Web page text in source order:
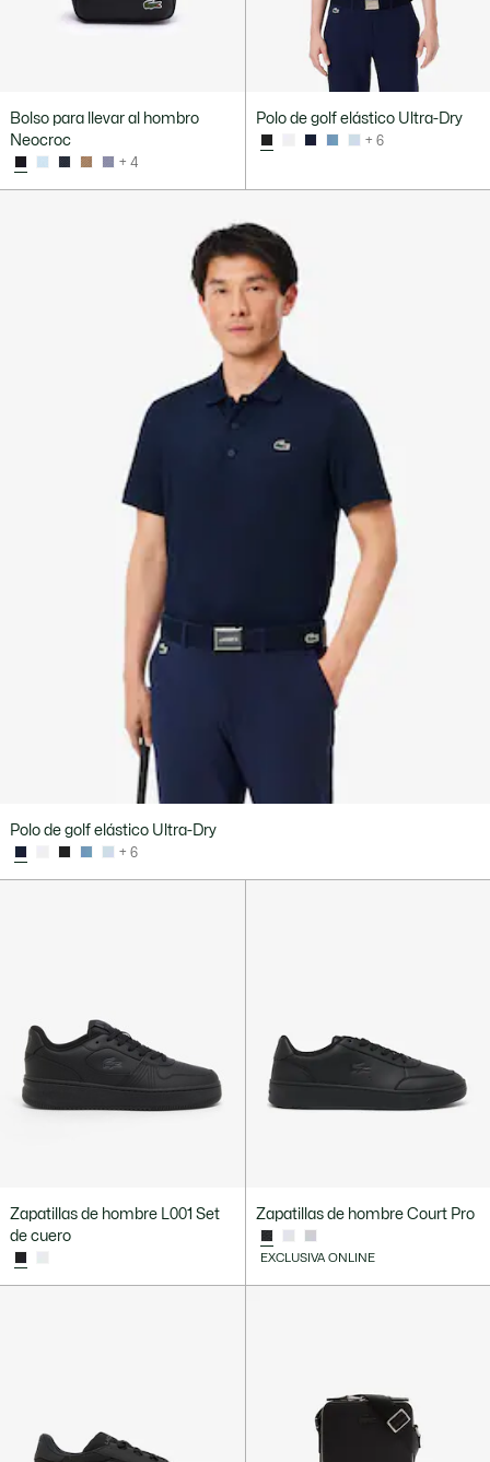
Bolso para llevar al hombro
Neocroc
+ 4
Polo de golf elástico Ultra-Dry
+ 6
Polo de golf elástico Ultra-Dry
+ 6
Zapatillas de hombre L001 Set
de cuero
Zapatillas de hombre Court Pro
EXCLUSIVA ONLINE